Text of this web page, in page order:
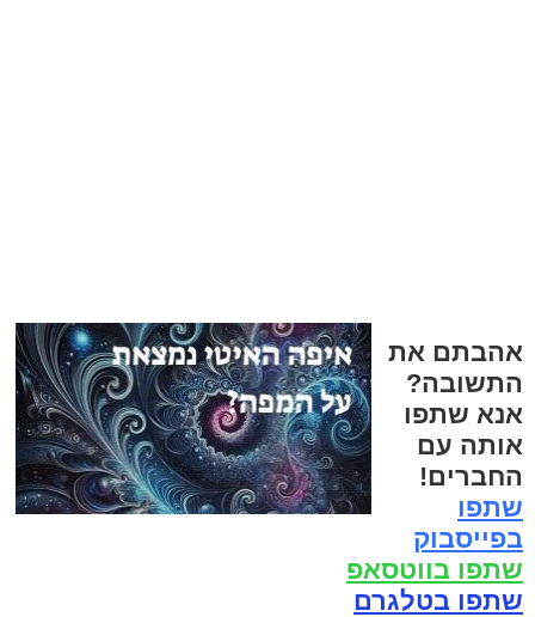
אהבתם את
התשובה?
אנא שתפו
אותה עם
החברים!
שתפו
בפייסבוק
שתפו בווטסאפ
שתפו בטלגרם